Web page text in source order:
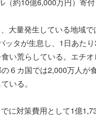
（約10億6,000万円）寄付
大量発生している地域
ッタが生息し、1日あた
い荒らしている。エチ
６カ国では2,000万人が
いる。
に対策費用として1億